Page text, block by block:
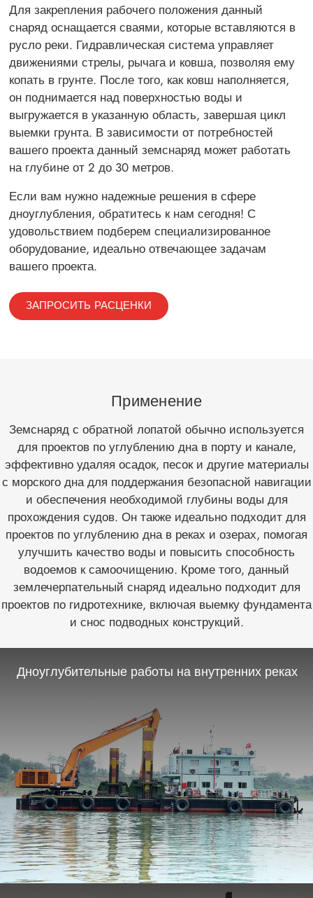
Для закрепления рабочего положения данный
снаряд оснащается сваями, которые вставляются в
русло реки. Гидравлическая система управляет
движениями стрелы, рычага и ковша, позволяя ему
копать в грунте. После того, как ковш наполняется,
он поднимается над поверхностью воды и
выгружается в указанную область, завершая цикл
выемки грунта. В зависимости от потребностей
вашего проекта данный земснаряд может работать
на глубине от 2 до 30 метров.
Если вам нужно надежные решения в сфере
дноуглубления, обратитесь к нам сегодня! С
удовольствием подберем специализированное
оборудование, идеально отвечающее задачам
вашего проекта.
ЗАПРОСИТЬ РАСЦЕНКИ
Применение
Земснаряд с обратной лопатой обычно используется
для проектов по углублению дна в порту и канале,
эффективно удаляя осадок, песок и другие материалы
с морского дна для поддержания безопасной навигации
и обеспечения необходимой глубины воды для
прохождения судов. Он также идеально подходит для
проектов по углублению дна в реках и озерах, помогая
улучшить качество воды и повысить способность
водоемов к самоочищению. Кроме того, данный
землечерпательный снаряд идеально подходит для
проектов по гидротехнике, включая выемку фундамента
и снос подводных конструкций.
Дноуглубительные работы на внутренних реках